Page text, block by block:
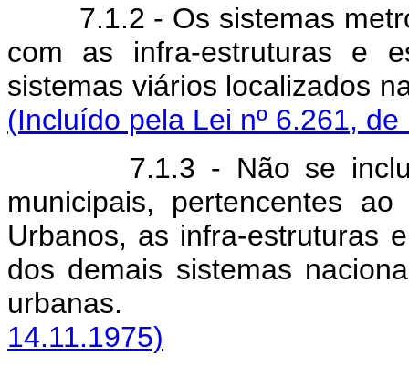
7.1.2 - Os sistemas
com as infra-estruturas e
sistemas viários
(Incluído pela Lei nº 6.261,
7.1.3 - Não se
municipais, pertencentes
Urbanos, as infra-estruturas
dos demais sistemas
urbanas.
14.11.1975)